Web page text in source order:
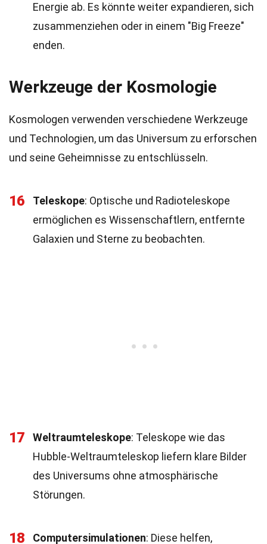
Energie ab. Es könnte weiter expandieren, sich
zusammenziehen oder in einem "Big Freeze"
enden.
Werkzeuge der Kosmologie
Kosmologen verwenden verschiedene Werkzeuge
und Technologien, um das Universum zu erforschen
und seine Geheimnisse zu entschlüsseln.
16 Teleskope: Optische und Radioteleskope
ermöglichen es Wissenschaftlern, entfernte
Galaxien und Sterne zu beobachten.
17 Weltraumteleskope: Teleskope wie das
Hubble-Weltraumteleskop liefern klare Bilder
des Universums ohne atmosphärische
Störungen.
18 Computersimulationen: Diese helfen,